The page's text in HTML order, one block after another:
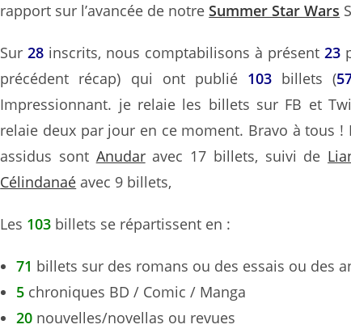
rapport sur l’avancée de notreSummer Star Wars
Sur28 inscrits, nous comptabilisons à présent 23
précédent récap) qui ont publié 103billets (
Impressionnant. je relaie les billets sur FB et
relaie deux par jour en ce moment. Bravo à tous !
assidus sont Anudaravec 17 billets, suivi de
Célindanaé avec 9 billets,
Les 103 billets se répartissent en :
71 billets sur des romans ou des essais ou des
5 chroniques BD / Comic / Manga
20 nouvelles/novellas ou revues